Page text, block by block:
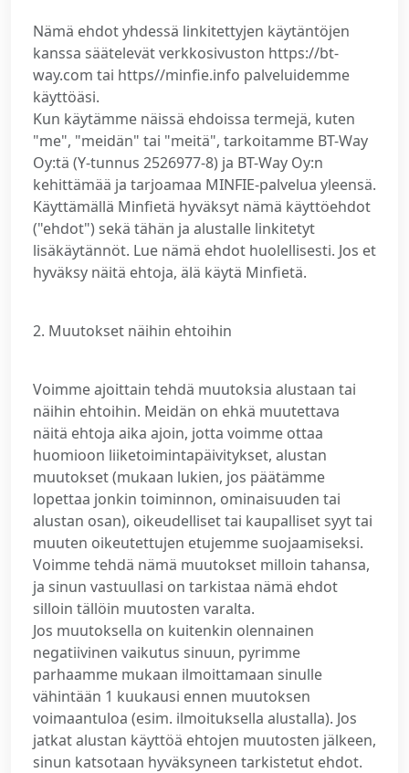
Nämä ehdot yhdessä linkitettyjen käytäntöjen
kanssa säätelevät verkkosivuston https://bt-
way.com tai https//minfie.info palveluidemme
käyttöäsi.
Kun käytämme näissä ehdoissa termejä, kuten
"me", "meidän" tai "meitä", tarkoitamme BT-Way
Oy:tä (Y-tunnus 2526977-8) ja BT-Way Oy:n
kehittämää ja tarjoamaa MINFIE-palvelua yleensä.
Käyttämällä Minfietä hyväksyt nämä käyttöehdot
("ehdot") sekä tähän ja alustalle linkitetyt
lisäkäytännöt. Lue nämä ehdot huolellisesti. Jos et
hyväksy näitä ehtoja, älä käytä Minfietä.
2. Muutokset näihin ehtoihin
Voimme ajoittain tehdä muutoksia alustaan tai
näihin ehtoihin. Meidän on ehkä muutettava
näitä ehtoja aika ajoin, jotta voimme ottaa
huomioon liiketoimintapäivitykset, alustan
muutokset (mukaan lukien, jos päätämme
lopettaa jonkin toiminnon, ominaisuuden tai
alustan osan), oikeudelliset tai kaupalliset syyt tai
muuten oikeutettujen etujemme suojaamiseksi.
Voimme tehdä nämä muutokset milloin tahansa,
ja sinun vastuullasi on tarkistaa nämä ehdot
silloin tällöin muutosten varalta.
Jos muutoksella on kuitenkin olennainen
negatiivinen vaikutus sinuun, pyrimme
parhaamme mukaan ilmoittamaan sinulle
vähintään 1 kuukausi ennen muutoksen
voimaantuloa (esim. ilmoituksella alustalla). Jos
jatkat alustan käyttöä ehtojen muutosten jälkeen,
sinun katsotaan hyväksyneen tarkistetut ehdot.